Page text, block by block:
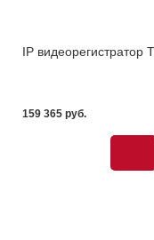
IP видеорегистратор
159 365 pуб.